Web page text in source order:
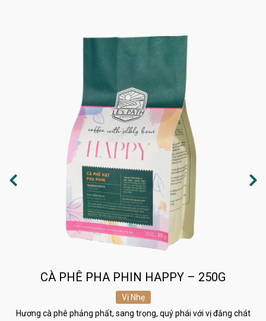
CÀ PHÊ PHA PHIN HAPPY – 250G
Vị Nhẹ
Hương cà phê phảng phất, sang trọng, quý phái với vị đắng chát